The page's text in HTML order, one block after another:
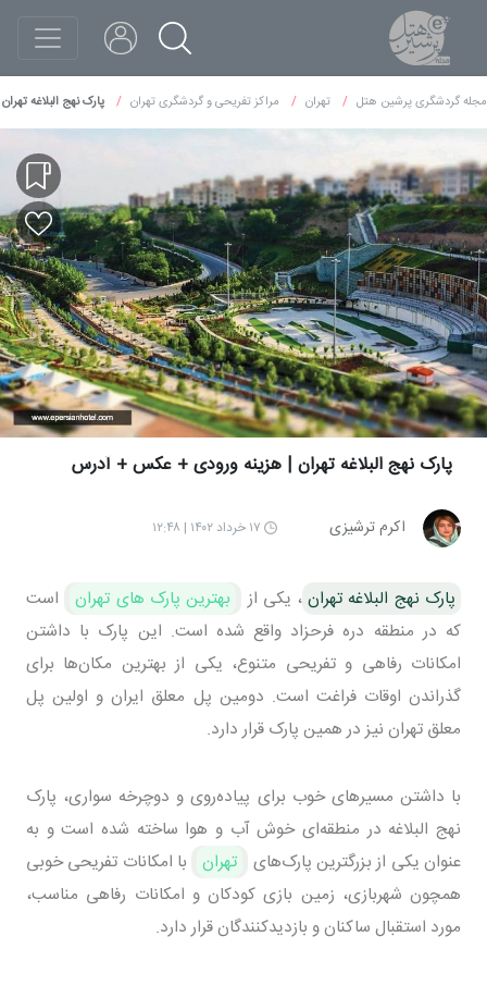
مجله گردشگری پرشین هتل تهران مراکز تفریحی و گردشگری تهران پارک نهج البلاغه
پارک نهج البلاغه تهران | هزینه ورودی + عکس + آدرس
اکرم ترشیزی ۱۷ خرداد ۱۴۰۲ | ۱۲:۴۸
پارک نهج البلاغه تهران، یکی از بهترین پارک‌ های تهران
است
که در منطقه دره فرحزاد واقع شده است. این پارک با داشتن
امکانات رفاهی و تفریحی متنوع، یکی از بهترین مکان‌ها برای
گذراندن اوقات فراغت است. دومین پل معلق ایران و اولین پل
معلق تهران نیز در همین پارک قرار دارد.
با داشتن مسیرهای خوب برای پیاده‌روی و دوچرخه سواری، پارک
نهج البلاغه در منطقه‌ای خوش آب و هوا ساخته شده است و به
عنوان یکی از بزرگترین پارک‌های تهران با امکانات تفریحی خوبی
همچون شهربازی، زمین بازی کودکان و امکانات رفاهی مناسب،
مورد استقبال ساکنان و بازدیدکنندگان قرار دارد.